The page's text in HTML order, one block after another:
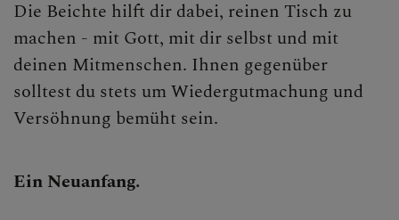
Die Beichte hilft dir dabei, reinen Tisch zu
machen - mit Gott, mit dir selbst und mit
deinen Mitmenschen. Ihnen gegenüber
solltest du stets um Wiedergutmachung und
Versöhnung bemüht sein.
Ein Neuanfang.